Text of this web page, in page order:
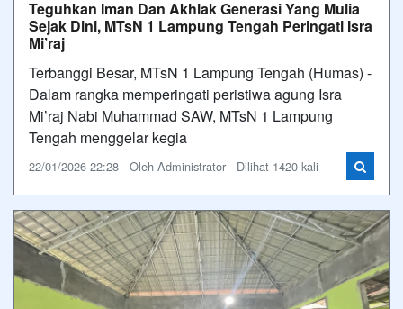
Teguhkan Iman Dan Akhlak Generasi Yang Mulia
Sejak Dini, MTsN 1 Lampung Tengah Peringati Isra
Mi’raj
Terbanggi Besar, MTsN 1 Lampung Tengah (Humas) -
Dalam rangka memperingati peristiwa agung Isra
Mi’raj Nabi Muhammad SAW, MTsN 1 Lampung
Tengah menggelar kegia
22/01/2026 22:28 - Oleh Administrator - Dilihat 1420 kali